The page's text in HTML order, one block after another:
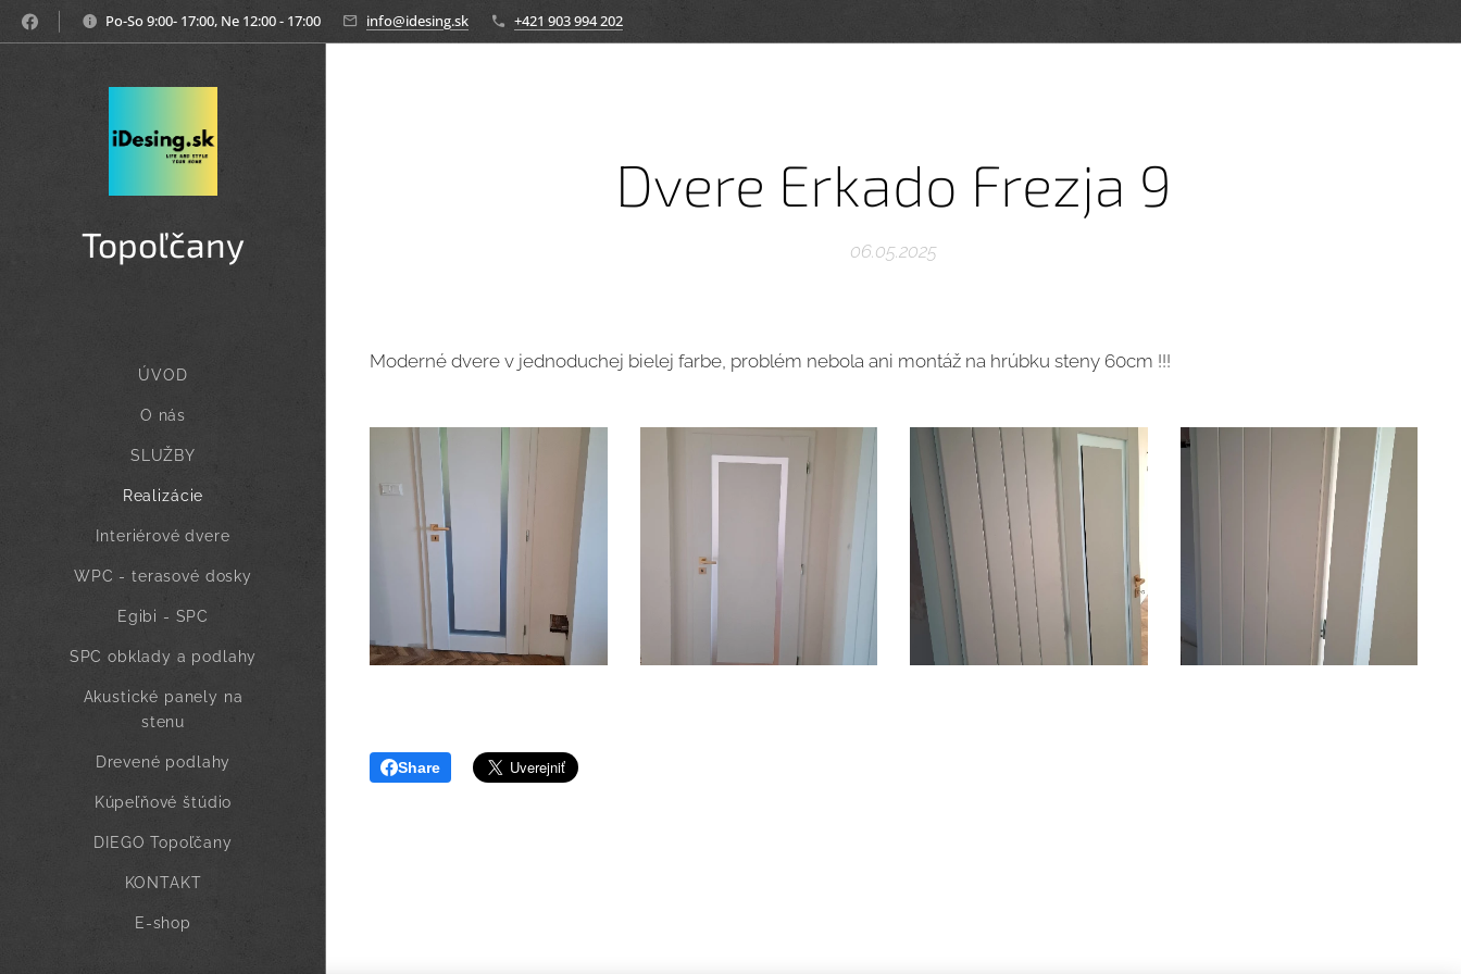
Po-So 9:00- 17:00, Ne 12:00 - 17:00 info@idesing.sk +421 903 994 202
Topoľčany
ÚVOD
O nás
SLUŽBY
Realizácie
Interiérové dvere
WPC - terasové dosky
Egibi - SPC
SPC obklady a podlahy
Akustické panely na
stenu
Drevené podlahy
Kúpeľňové štúdio
DIEGO Topoľčany
KONTAKT
E-shop
Dvere Erkado Frezja 9
06.05.2025
Moderné dvere v jednoduchej bielej farbe, problém nebola ani montáž na hrúbku steny 60cm !!!
Share